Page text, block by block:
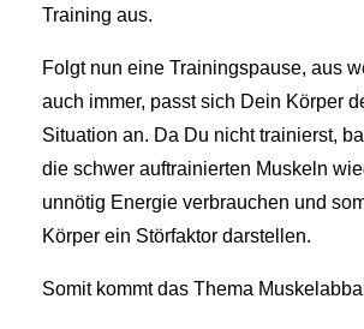
Training aus.
Folgt nun eine Trainingspause, aus
auch immer, passt sich Dein Körper
Situation an. Da Du nicht trainierst,
die schwer auftrainierten Muskeln
unnötig Energie verbrauchen und
Körper ein Störfaktor darstellen.
Somit kommt das Thema